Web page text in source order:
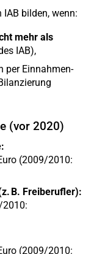
bilden, wenn:
mehr als
IAB),
per Einnahmen-
(vor 2020)
(2009/2010:
B. Freiberufler):
2010:
(2009/2010: